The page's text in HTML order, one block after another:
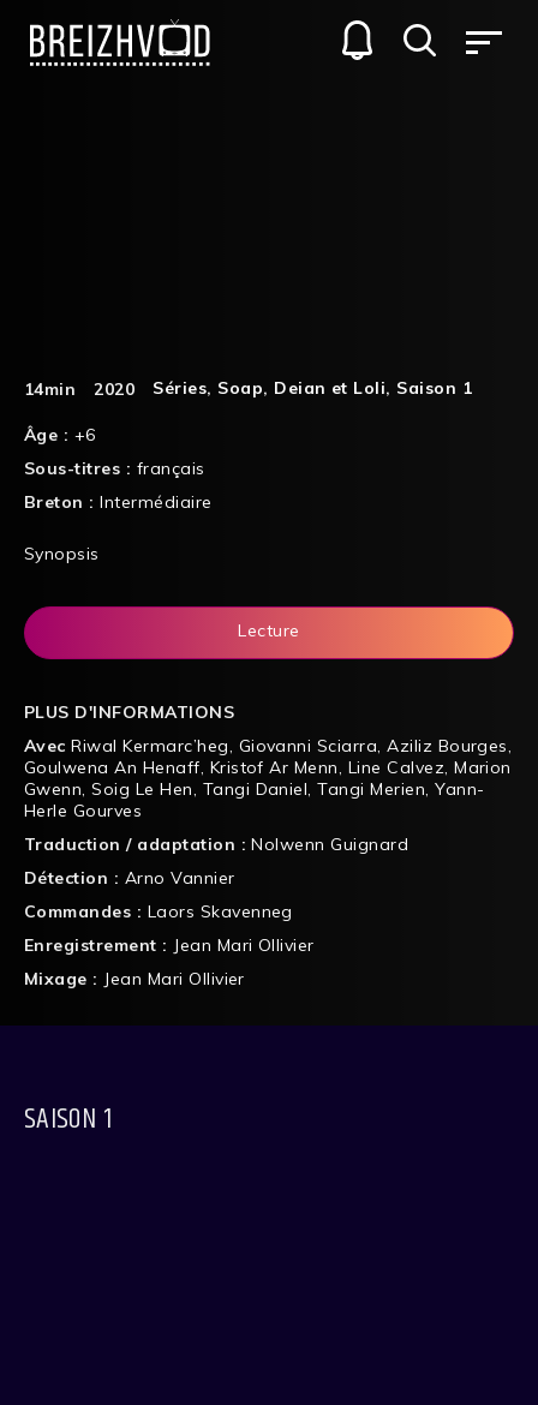
14min 2020 Séries, Soap, Deian et Loli, Saison 1
Âge : +6
Sous-titres : français
Breton :Intermédiaire
Synopsis
Lecture
PLUS D'INFORMATIONS
Avec Riwal Kermarc’heg, Giovanni Sciarra,Aziliz Bourges,
Goulwena An Henaff, Kristof Ar Menn, Line Calvez,Marion
Gwenn,Soig Le Hen, Tangi Daniel,Tangi Merien,Yann-
Herle Gourves
Traduction / adaptation :Nolwenn Guignard
Détection : Arno Vannier
Commandes : Laors Skavenneg
Enregistrement : Jean Mari Ollivier
Mixage : Jean Mari Ollivier
SAISON 1